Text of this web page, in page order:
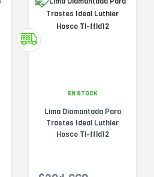
EN STOCK
Lima Diamantada Para
Trastes Ideal Luthier
Hosco Tl-ffld12